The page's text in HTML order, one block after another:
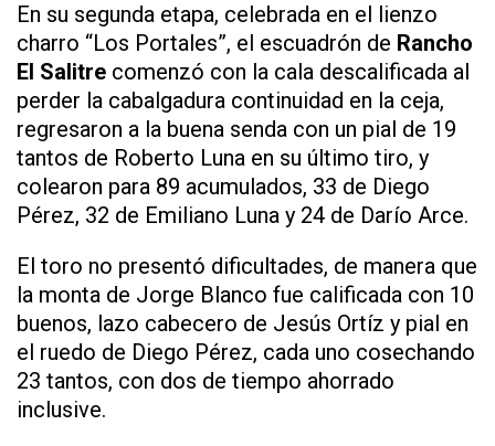
En su segunda etapa, celebrada en el lienzo
charro “Los Portales”, el escuadrón de Rancho
El Salitre comenzó con la cala descalificada al
perder la cabalgadura continuidad en la ceja,
regresaron a la buena senda con un pial de 19
tantos de Roberto Luna en su último tiro, y
colearon para 89 acumulados, 33 de Diego
Pérez, 32 de Emiliano Luna y 24 de Darío Arce.
El toro no presentó dificultades, de manera que
la monta de Jorge Blanco fue calificada con 10
buenos, lazo cabecero de Jesús Ortíz y pial en
el ruedo de Diego Pérez, cada uno cosechando
23 tantos, con dos de tiempo ahorrado
inclusive.